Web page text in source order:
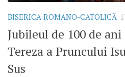
BISERICA ROMANO-CATOLICĂ
Jubileul de 100 de
Tereza a Pruncului
Sus